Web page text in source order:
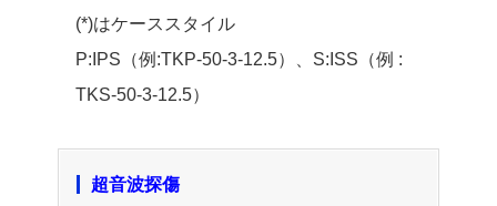
(*)はケーススタイル
P:IPS（例:TKP-50-3-12.5）、S:ISS（例 :
TKS-50-3-12.5）
超音波探傷